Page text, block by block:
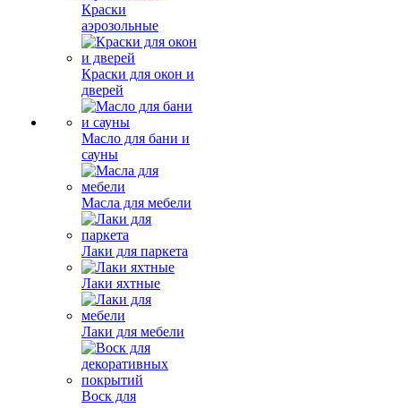
Краски
аэрозольные
Краски для окон и
дверей
Масло для бани и
сауны
Масла для мебели
Лаки для паркета
Лаки яхтные
Лаки для мебели
Воск для